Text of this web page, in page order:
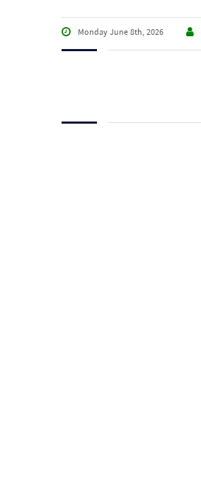
Monday June 8th, 2026